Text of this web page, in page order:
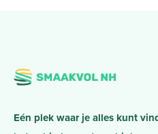
Eén plek waar je alles kunt